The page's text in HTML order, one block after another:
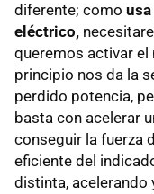
diferente; como
eléctrico,
queremos activar el
principio nos da la
perdido potencia,
basta con acelerar
conseguir la fuerza
eficiente del
distinta, acelerando